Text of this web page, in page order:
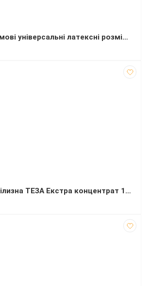
Рукавички гумові універсальні латексні розмір М
Відбілювач Білизна ТЕЗА Екстра концентрат 1000 мл